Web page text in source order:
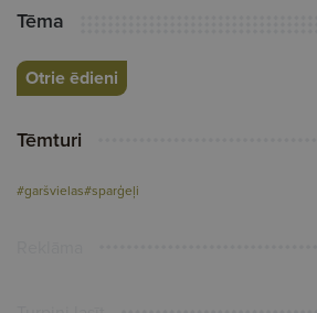
Tēma
Otrie ēdieni
Tēmturi
#garšvielas#sparģeļi